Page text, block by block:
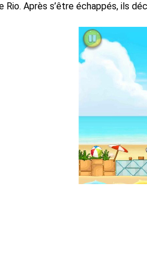
Rio. Après s’être échappés, ils